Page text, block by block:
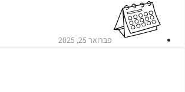
פברואר 25, 2025